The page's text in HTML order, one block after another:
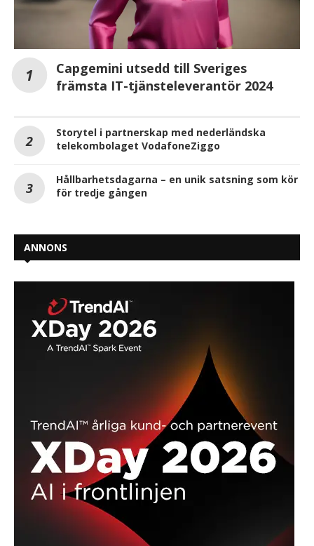
Capgemini utsedd till Sveriges
främsta IT-tjänsteleverantör 2024
Storytel i partnerskap med nederländska
telekombolaget VodafoneZiggo
Hållbarhetsdagarna – en unik satsning som kör
för tredje gången
ANNONS